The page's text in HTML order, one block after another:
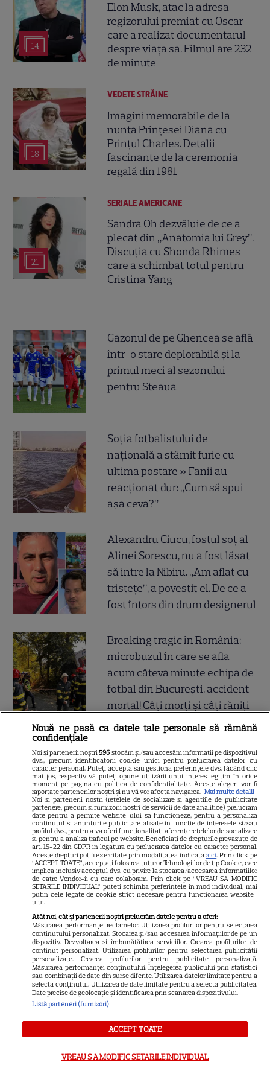
14
Elon Musk, atac la adresa
regizorului premiat cu Oscar
care a realizat documentarul
despre viața sa. Filmul are 232
de minute
18
VEDETE STRĂINE
Imagini memorabile de la
nunta Prințesei Diana cu
Prințul Charles. Detalii
fascinante de la ceremonia
regală din 1981
21
SERIALE AMERICANE
Sandra Oh dezvăluie de ce a
plecat din „Anatomia lui Grey”.
Discuția cu Shonda Rhimes
care a schimbat totul pentru
Cristina Yang
Gazonul de pe Ghencea se află
într-o stare deplorabilă și la
primul meci al sezonului
pentru Steaua
Soția fotbalistului de
națională a stârnit furie cu
ultima postare » Fanii au
reacționat dur: „Cum să spui
așa ceva?”
Alexandru Ciucu, fostul soț al
Alinei Sorescu, nu a fost lăsat
să intre la Nibiru. „Am aflat cu
tristețe”, a povestit el. De ce a
fost întors din drum designerul
Breaking tragic în România:
microbuzul în care se afla
acum câteva minute echipa de
fotbal din București, accident
mortal! Câți morți și câți răniți
sunt până acum
SERIALE
Nouă ne pasă ca datele tale personale să rămână
confidențiale
Noi și partenerii noștri596 stocăm și/sau accesăm informații pe dispozitivul
dvs., precum identificatorii cookie unici pentru prelucrarea datelor cu
caracter personal. Puteți accepta sau gestiona preferințele dvs. făcând clic
mai jos, respectiv vă puteți opune utilizării unui interes legitim în orice
moment pe pagina cu politica de confidențialitate. Aceste alegeri vor fi
raportate partenerilor noștri și nu vă vor afecta navigarea. Mai multe detalii
Noi si partenerii nostri (retelele de socializare si agentiile de publicitate
partenere, precum si furnizorii nostri de servicii de date analitice) prelucram
date pentru a permite website-ului sa functioneze, pentru a personaliza
continutul si anunturile publicitare afisate in functie de interesele si/sau
profilul dvs., pentru a va oferi functionalitati aferente retelelor de socializare
si pentru a analiza traficul pe website. Beneficiati de drepturile prevazute de
art. 15-22 din GDPR in legatura cu prelucrarea datelor cu caracter personal.
Aceste drepturi pot fi exercitate prin modalitatea indicataaici. Prin click pe
“ACCEPT TOATE”, acceptati folosirea tuturor Tehnologiilor de tip Cookie, care
implica inclusiv acceptul dvs. cu privire la stocarea/accesarea informatiilor
de catre Vendor-ii cu care colaboram. Prin click pe “VREAU SA MODIFIC
SETARILE INDIVIDUAL” puteti schimba preferintele in mod individual, mai
putin cele legate de cookie strict necesare pentru functionarea website-
ului.
Atât noi, cât și partenerii noștri prelucrăm datele pentru a oferi:
Măsurarea performanței reclamelor. Utilizarea profilurilor pentru selectarea
conținutului personalizat. Stocarea și/sau accesarea informațiilor de pe un
dispozitiv. Dezvoltarea și îmbunătățirea serviciilor. Crearea profilurilor de
conținut personalizat. Utilizarea profilurilor pentru selectarea publicității
personalizate. Crearea profilurilor pentru publicitate personalizată.
Măsurarea performanței conținutului. Înțelegerea publicului prin statistici
sau combinații de date din surse diferite. Utilizarea datelor limitate pentru a
selecta conținutul. Utilizarea de date limitate pentru a selecta publicitatea.
Date precise de geolocație și identificarea prin scanarea dispozitivului.
Listă parteneri (furnizori)
ACCEPT TOATE
VREAU SA MODIFIC SETARILE INDIVIDUAL